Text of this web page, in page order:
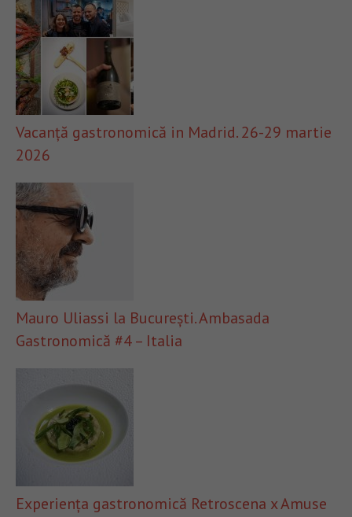
Vacanță gastronomică in Madrid. 26-29 martie
2026
Mauro Uliassi la București. Ambasada
Gastronomică #4 – Italia
Experiența gastronomică Retroscena x Amuse